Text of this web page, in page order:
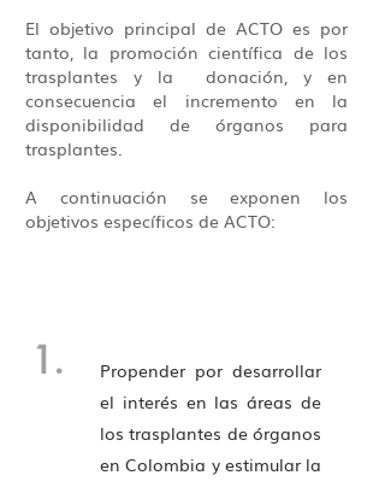
El objetivo principal de ACTO es por
tanto, la promoción científica de los
trasplantes y la donación, y en
consecuencia el incremento en la
disponibilidad de órganos para
trasplantes.
A continuación se exponen los
objetivos específicos de ACTO:
1.
Propender por desarrollar
el interés en las áreas de
los trasplantes de órganos
en Colombia y estimular la